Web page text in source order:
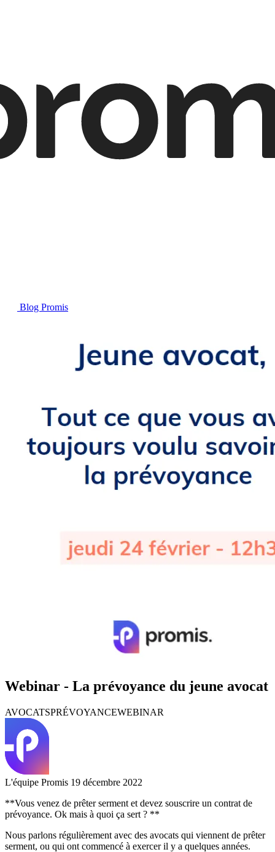
Blog Promis
Webinar - La prévoyance du jeune avocat
AVOCATSPRÉVOYANCEWEBINAR
L'équipe Promis 19 décembre 2022
**Vous venez de prêter serment et devez souscrire un contrat de
prévoyance. Ok mais à quoi ça sert ? **
Nous parlons régulièrement avec des avocats qui viennent de prêter
serment, ou qui ont commencé à exercer il y a quelques années.